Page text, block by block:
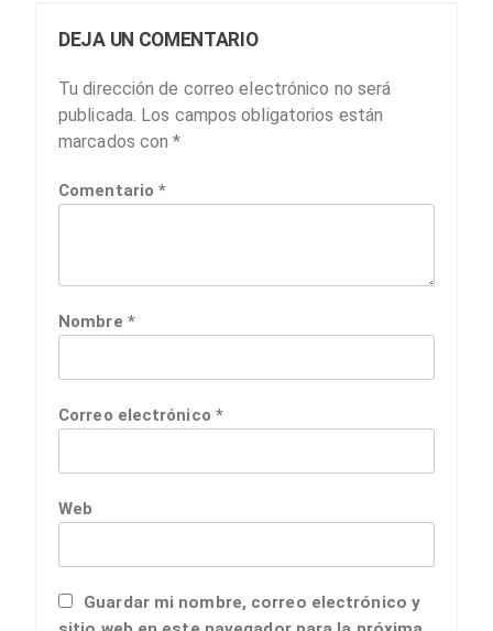
DEJA UN COMENTARIO
Tu dirección de correo electrónico no será
publicada. Los campos obligatorios están
marcados con*
Comentario*
Nombre *
Correo electrónico *
Web
Guardar mi nombre, correo electrónico y